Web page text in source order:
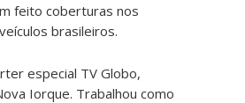
feito coberturas nos
brasileiros.
especial TV Globo,
Iorque. Trabalhou como